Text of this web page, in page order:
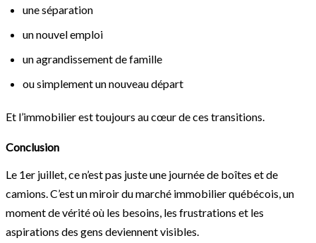
une séparation
un nouvel emploi
un agrandissement de famille
ou simplement un nouveau départ
Et l’immobilier est toujours au cœur de ces transitions.
Conclusion
Le 1er juillet, ce n’est pas juste une journée de boîtes et de
camions. C’est un miroir du marché immobilier québécois, un
moment de vérité où les besoins, les frustrations et les
aspirations des gens deviennent visibles.